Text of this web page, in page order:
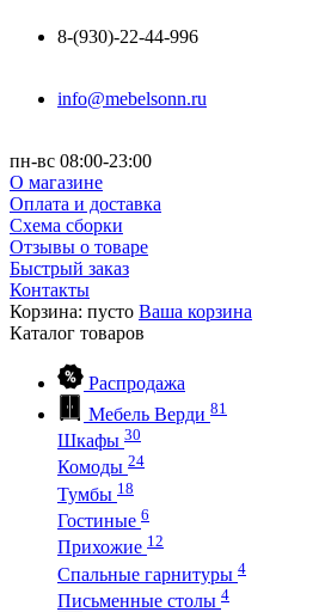
8-(930)-22-44-996
info@mebelsonn.ru
пн-вс 08:00-23:00
О магазине
Оплата и доставка
Схема сборки
Отзывы о товаре
Быстрый заказ
Контакты
Корзина: пусто Ваша корзина
Каталог товаров
Распродажа
Мебель Верди 81
Шкафы 30
Комоды 24
Тумбы 18
Гостиные 6
Прихожие 12
Спальные гарнитуры 4
Письменные столы 4